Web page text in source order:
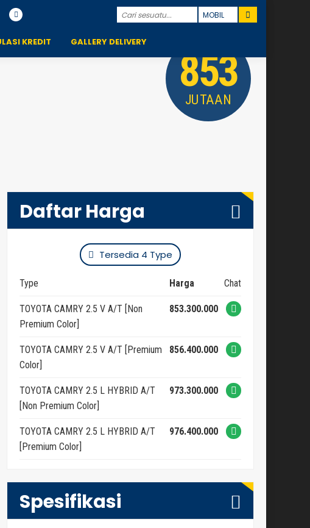
KREDIT GALLERY DELIVERY
853
JUTAAN
Daftar Harga
Tersedia 4 Type
Type Harga Chat
TOYOTA CAMRY 2.5 V A/T [Non
Premium Color]
853.300.000
TOYOTA CAMRY 2.5 V A/T [Premium
Color]
856.400.000
TOYOTA CAMRY 2.5 L HYBRID A/T
[Non Premium Color]
973.300.000
TOYOTA CAMRY 2.5 L HYBRID A/T
[Premium Color]
976.400.000
Spesifikasi